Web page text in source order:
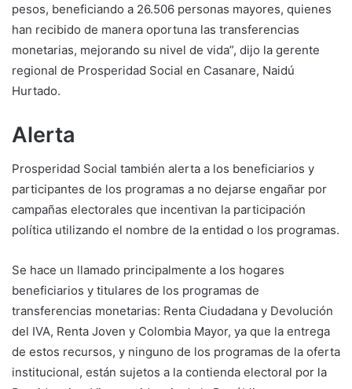
pesos, beneficiando a 26.506 personas mayores, quienes
han recibido de manera oportuna las transferencias
monetarias, mejorando su nivel de vida”, dijo la gerente
regional de Prosperidad Social en Casanare, Naidú
Hurtado.
Alerta
Prosperidad Social también alerta a los beneficiarios y
participantes de los programas a no dejarse engañar por
campañas electorales que incentivan la participación
política utilizando el nombre de la entidad o los programas.
Se hace un llamado principalmente a los hogares
beneficiarios y titulares de los programas de
transferencias monetarias: Renta Ciudadana y Devolución
del IVA, Renta Joven y Colombia Mayor, ya que la entrega
de estos recursos, y ninguno de los programas de la oferta
institucional, están sujetos a la contienda electoral por la